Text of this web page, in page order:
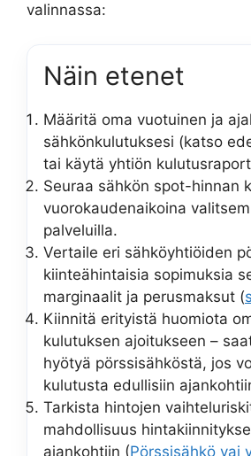
valinnassa:
Näin etenet
Määritä oma vuotuinen ja
sähkönkulutuksesi (katso
tai käytä yhtiön
Seuraa sähkön spot-hinnan
vuorokaudenaikoina
palveluilla.
Vertaile eri sähköyhtiöiden
kiinteähintaisia sopimuksia
marginaalit ja perusmaksut (
Kiinnitä erityistä huomiota
kulutuksen ajoitukseen –
hyötyä pörssisähköstä, jos
kulutusta edullisiin
Tarkista hintojen
mahdollisuus
ajankohtiin (Pörssisähkö vai